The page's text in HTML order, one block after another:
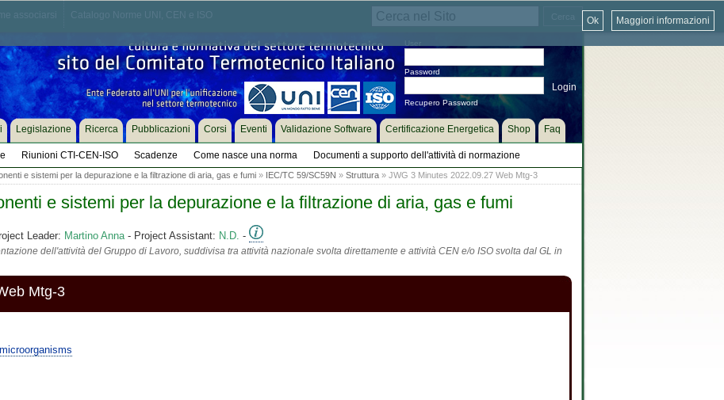
Password
Recupero Password
Riunioni CTI-CEN-ISO Scadenze Come nasce una norma Documenti a supporto dell'attività di normazione
Legislazione Ricerca Pubblicazioni Corsi Eventi Validazione Software Certificazione Energetica Shop Faq
e sistemi per la depurazione e la filtrazione di aria, gas e fumi» IEC/TC 59/SC59N » Struttura» JWG 3 Minutes 2022.09.27 Web Mtg-3
e sistemi per la depurazione e la filtrazione di aria, gas e fumi
Leader: Martino Anna- Project Assistant: N.D. -
dell'attività del Gruppo di Lavoro, suddivisa tra attività nazionale svolta direttamente e attività CEN e/o ISO svolta dal GL in
Mtg-3
Maggiori informazioni
Ok